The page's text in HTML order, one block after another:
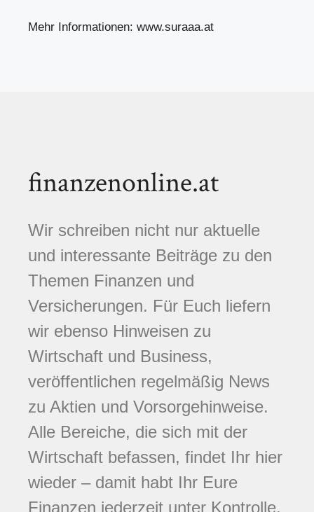
Mehr Informationen: www.suraaa.at
finanzenonline.at
Wir schreiben nicht nur aktuelle
und interessante Beiträge zu den
Themen Finanzen und
Versicherungen. Für Euch liefern
wir ebenso Hinweisen zu
Wirtschaft und Business,
veröffentlichen regelmäßig News
zu Aktien und Vorsorgehinweise.
Alle Bereiche, die sich mit der
Wirtschaft befassen, findet Ihr hier
wieder – damit habt Ihr Eure
Finanzen jederzeit unter Kontrolle.